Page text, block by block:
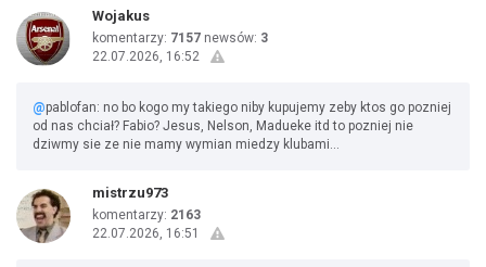
Wojakus
komentarzy: 7157 newsów: 3
22.07.2026, 16:52
@pablofan: no bo kogo my takiego niby kupujemy zeby ktos go pozniej
od nas chciał? Fabio? Jesus, Nelson, Madueke itd to pozniej nie
dziwmy sie ze nie mamy wymian miedzy klubami...
mistrzu973
komentarzy: 2163
22.07.2026, 16:51